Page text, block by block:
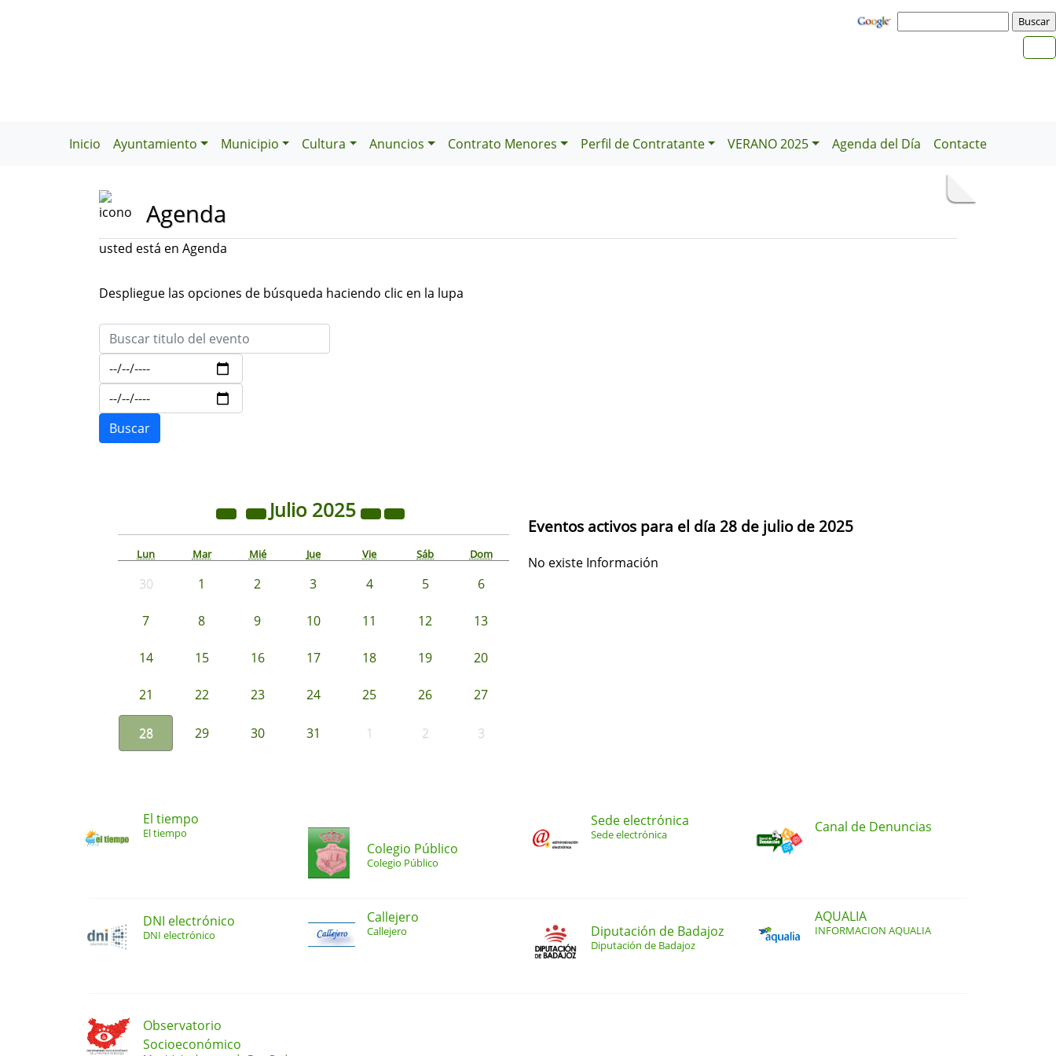
Inicio Ayuntamiento Municipio Cultura Anuncios Contrato Menores Perfil de Contratante VERANO 2025 Agenda del Día Contacte
Agenda
usted está en Agenda
Despliegue las opciones de búsqueda haciendo clic en la lupa
Julio 2025
Lun Mar Mié Jue Vie Sáb Dom
30 1 2 3 4 5 6
7 8 9 10 11 12 13
14 15 16 17 18 19 20
21 22 23 24 25 26 27
28 29 30 31 1 2 3
Eventos activos para el día 28 de julio de 2025
No existe Información
El tiempo
El tiempo
Colegio Público
Colegio Público
Sede electrónica
Sede electrónica Canal de Denuncias
DNI electrónico
DNI electrónico
Callejero
Callejero Diputación de Badajoz
Diputación de Badajoz
AQUALIA
INFORMACION AQUALIA
Observatorio
Socioeconómico